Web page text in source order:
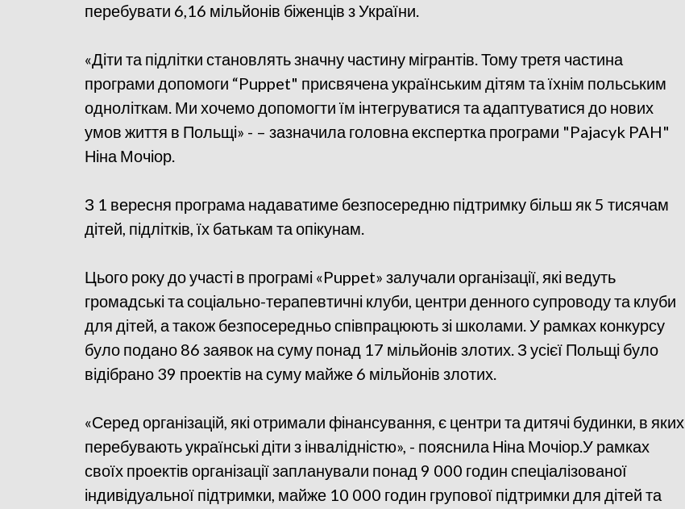
перебувати 6,16 мільйонів біженців з України.
«Діти та підлітки становлять значну частину мігрантів. Тому третя частина
програми допомоги “Puppet" присвячена українським дітям та їхнім польським
одноліткам. Ми хочемо допомогти їм інтегруватися та адаптуватися до нових
умов життя в Польщі» - – зазначила головна експертка програми "Pajacyk PAH"
Ніна Мочіор.
З 1 вересня програма надаватиме безпосередню підтримку більш як 5 тисячам
дітей, підлітків, їх батькам та опікунам.
Цього року до участі в програмі «Puppet» залучали організації, які ведуть
громадські та соціально-терапевтичні клуби, центри денного супроводу та клуби
для дітей, а також безпосередньо співпрацюють зі школами. У рамках конкурсу
було подано 86 заявок на суму понад 17 мільйонів злотих. З усієї Польщі було
відібрано 39 проектів на суму майже 6 мільйонів злотих.
«Серед організацій, які отримали фінансування, є центри та дитячі будинки, в яких
перебувають українські діти з інвалідністю», - пояснила Ніна Мочіор.У рамках
своїх проектів організації запланували понад 9 000 годин спеціалізованої
індивідуальної підтримки, майже 10 000 годин групової підтримки для дітей та